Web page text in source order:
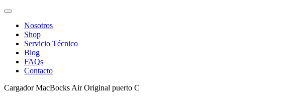
Nosotros
Shop
Servicio Técnico
Blog
FAQs
Contacto
Cargador MacBocks Air Original puerto C